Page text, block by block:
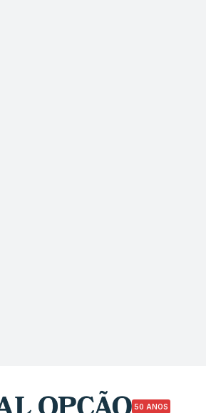
50 ANOS